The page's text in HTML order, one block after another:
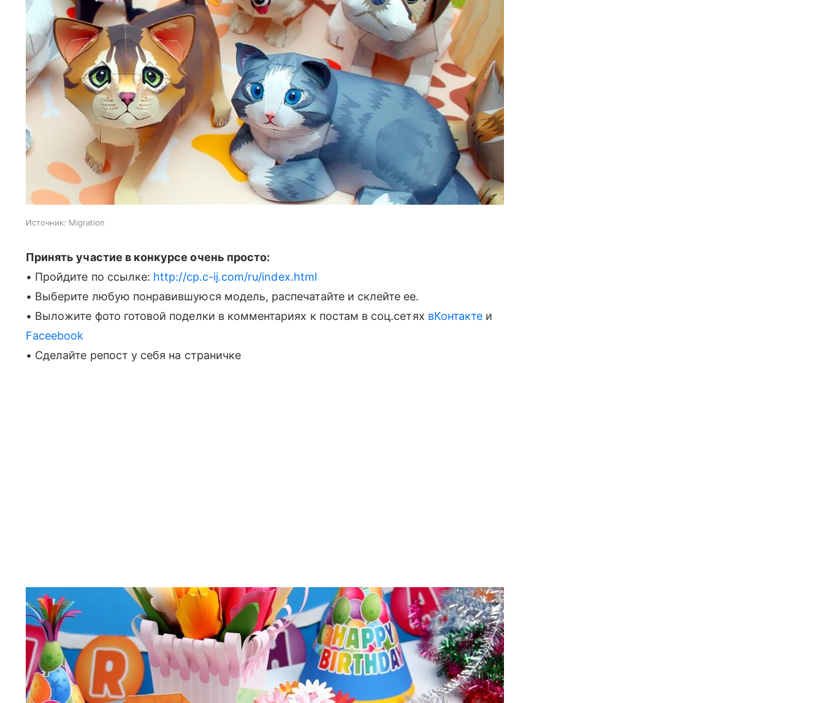
Источник: Migration
Принять участие в конкурсе очень просто:
• Пройдите по ссылке: http://cp.c-ij.com/ru/index.html
• Выберите любую понравившуюся модель, распечатайте и склейте ее.
• Выложите фото готовой поделки в комментариях к постам в соц.сетях вКонтакте и
Faceebook
• Сделайте репост у себя на страничке